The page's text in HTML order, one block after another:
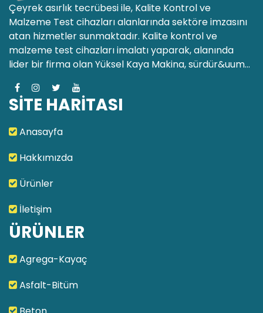
Çeyrek asırlık tecrübesi ile, Kalite Kontrol ve
Malzeme Test cihazları alanlarında sektöre imzasını
atan hizmetler sunmaktadır. Kalite kontrol ve
malzeme test cihazları imalatı yaparak, alanında
lider bir firma olan Yüksel Kaya Makina, sürdür&uum...
SİTE HARİTASI
Anasayfa
Hakkımızda
Ürünler
İletişim
ÜRÜNLER
Agrega-Kayaç
Asfalt-Bitüm